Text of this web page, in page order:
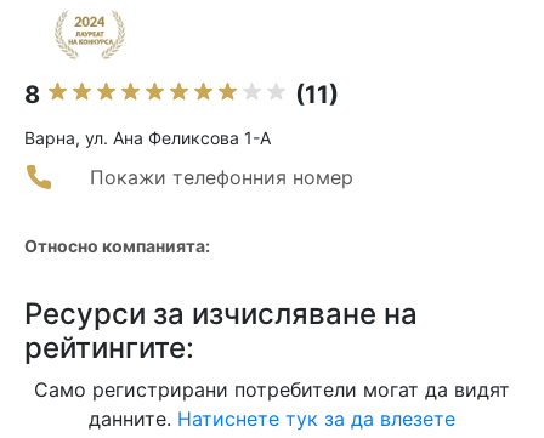
8 (11)
Варна, ул. Ана Феликсова 1-А
Покажи телефонния номер
Относно компанията:
Ресурси за изчисляване на
рейтингите:
Само регистрирани потребители могат да видят
данните. Натиснете тук за да влезете